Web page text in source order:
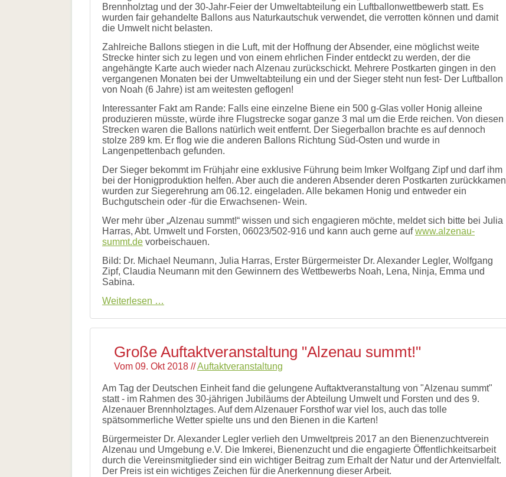
Pressematerial
Downloads
Literatur
Bienenfreundlich
Gärtnern
Allgemein
Biologische
Brennholztag und der 30-Jahr-Feier der Umweltabteilung ein Luftballonwettbewerb statt. Es
wurden fair gehandelte Ballons aus Naturkautschuk verwendet, die verrotten können und damit
die Umwelt nicht belasten.
Zahlreiche Ballons stiegen in die Luft, mit der Hoffnung der Absender, eine möglichst weite
Strecke hinter sich zu legen und von einem ehrlichen Finder entdeckt zu werden, der die
angehängte Karte auch wieder nach Alzenau zurückschickt. Mehrere Postkarten gingen in den
vergangenen Monaten bei der Umweltabteilung ein und der Sieger steht nun fest- Der Luftballon
von Noah (6 Jahre) ist am weitesten geflogen!
Interessanter Fakt am Rande: Falls eine einzelne Biene ein 500 g-Glas voller Honig alleine
produzieren müsste, würde ihre Flugstrecke sogar ganze 3 mal um die Erde reichen. Von diesen
Strecken waren die Ballons natürlich weit entfernt. Der Siegerballon brachte es auf dennoch
stolze 289 km. Er flog wie die anderen Ballons Richtung Süd-Osten und wurde in
Langenpettenbach gefunden.
Der Sieger bekommt im Frühjahr eine exklusive Führung beim Imker Wolfgang Zipf und darf ihm
bei der Honigproduktion helfen. Aber auch die anderen Absender deren Postkarten zurückkamen
wurden zur Siegerehrung am 06.12. eingeladen. Alle bekamen Honig und entweder ein
Buchgutschein oder -für die Erwachsenen- Wein.
Wer mehr über „Alzenau summt!“ wissen und sich engagieren möchte, meldet sich bitte bei Julia
Harras, Abt. Umwelt und Forsten, 06023/502-916 und kann auch gerne aufwww.alzenau-
summt.de vorbeischauen.
Bild: Dr. Michael Neumann, Julia Harras, Erster Bürgermeister Dr. Alexander Legler, Wolfgang
Zipf, Claudia Neumann mit den Gewinnern des Wettbewerbs Noah, Lena, Ninja, Emma und
Sabina.
Weiterlesen …
Luftballonwettbewerbs
summt!“
Große Auftaktveranstaltung "Alzenau summt!"
Vom 09. Okt 2018 //Auftaktveranstaltung
Am Tag der Deutschen Einheit fand die gelungene Auftaktveranstaltung von "Alzenau summt"
statt - im Rahmen des 30-jährigen Jubiläums der Abteilung Umwelt und Forsten und des 9.
Alzenauer Brennholztages. Auf dem Alzenauer Forsthof war viel los, auch das tolle
spätsommerliche Wetter spielte uns und den Bienen in die Karten!
Bürgermeister Dr. Alexander Legler verlieh den Umweltpreis 2017 an den Bienenzuchtverein
Alzenau und Umgebung e.V. Die Imkerei, Bienenzucht und die engagierte Öffentlichkeitsarbeit
durch die Vereinsmitglieder sind ein wichtiger Beitrag zum Erhalt der Natur und der Artenvielfalt.
Der Preis ist ein wichtiges Zeichen für die Anerkennung dieser Arbeit.